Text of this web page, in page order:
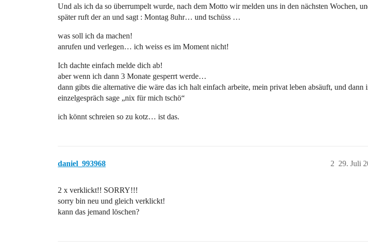
Und als ich da so überrumpelt wurde, nach dem Motto wir melden uns in den nächsten Wochen,
später ruft der an und sagt : Montag 8uhr… und tschüss …
was soll ich da machen!
anrufen und verlegen… ich weiss es im Moment nicht!
Ich dachte einfach melde dich ab!
aber wenn ich dann 3 Monate gesperrt werde…
dann gibts die alternative die wäre das ich halt einfach arbeite, mein privat leben absäuft, und dann
einzelgespräch sage „nix für mich tschö“
ich könnt schreien so zu kotz… ist das.
daniel_993968 29. Juli
2
2 x verklickt!! SORRY!!!
sorry bin neu und gleich verklickt!
kann das jemand löschen?